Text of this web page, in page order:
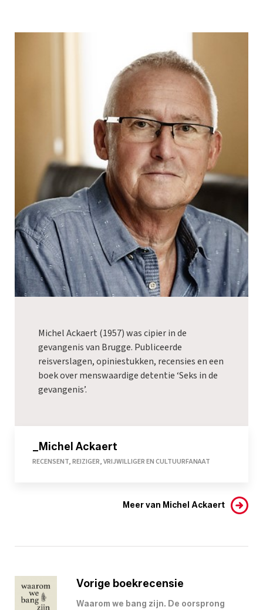
Michel Ackaert (1957) was cipier in de
gevangenis van Brugge. Publiceerde
reisverslagen, opiniestukken, recensies en een
boek over menswaardige detentie ‘Seks in de
gevangenis’.
_Michel Ackaert
RECENSENT, REIZIGER, VRIJWILLIGER EN CULTUURFANAAT
Meer van Michel Ackaert
Vorige boekrecensie
Waarom we bang zijn. De oorsprong